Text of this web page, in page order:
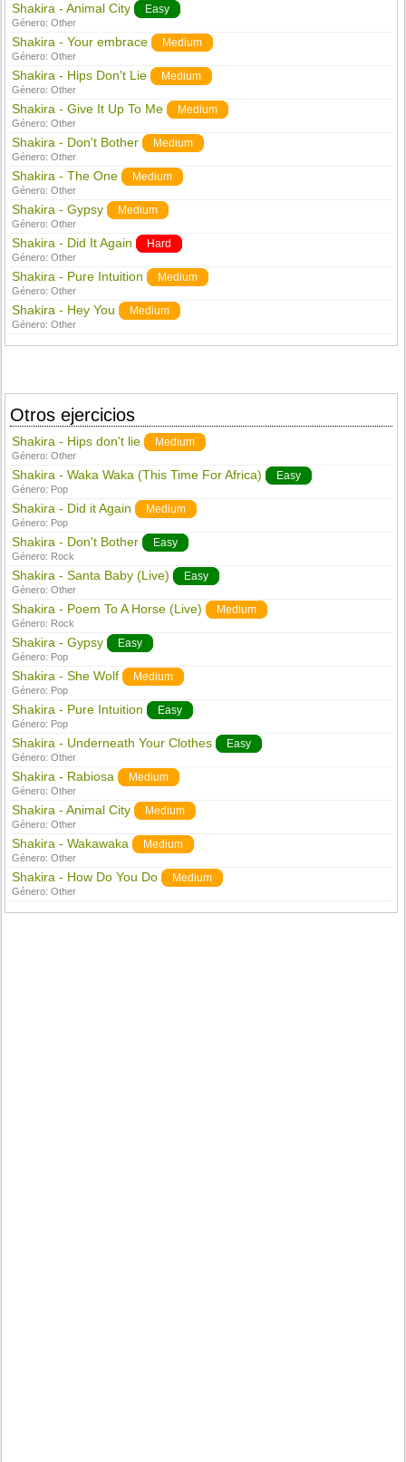
Shakira - Animal City Easy
Género:Other
Shakira - Your embrace Medium
Género:Other
Shakira - Hips Don't Lie Medium
Género:Other
Shakira - Give It Up To Me Medium
Género:Other
Shakira - Don't Bother Medium
Género:Other
Shakira - The One Medium
Género:Other
Shakira - Gypsy Medium
Género:Other
Shakira - Did It Again Hard
Género:Other
Shakira - Pure Intuition Medium
Género:Other
Shakira - Hey You Medium
Género:Other
Otros ejercicios
Shakira - Hips don't lie Medium
Género:Other
Shakira - Waka Waka (This Time For Africa) Easy
Género: Pop
Shakira - Did it Again Medium
Género: Pop
Shakira - Don't Bother Easy
Género: Rock
Shakira - Santa Baby (Live) Easy
Género:Other
Shakira - Poem To A Horse (Live) Medium
Género: Rock
Shakira - Gypsy Easy
Género: Pop
Shakira - She Wolf Medium
Género: Pop
Shakira - Pure Intuition Easy
Género: Pop
Shakira - Underneath Your Clothes Easy
Género:Other
Shakira - Rabiosa Medium
Género:Other
Shakira - Animal City Medium
Género:Other
Shakira - Wakawaka Medium
Género:Other
Shakira - How Do You Do Medium
Género:Other